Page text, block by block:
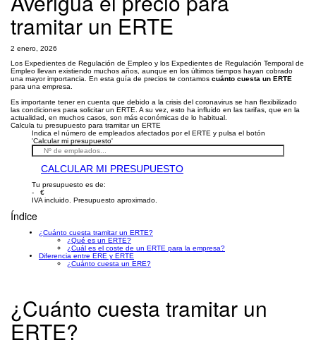
tramitar un ERTE
2 enero, 2026
Los Expedientes de Regulación de Empleo y los Expedientes de Regulación Temporal de
Empleo llevan existiendo muchos años, aunque en los últimos tiempos hayan cobrado
una mayor importancia. En esta guía de precios te contamos cuánto cuesta un ERTE
para una empresa.
Es importante tener en cuenta que debido a la crisis del coronavirus se han flexibilizado
las condiciones para solicitar un ERTE. A su vez, esto ha influido en las tarifas, que en la
actualidad, en muchos casos, son más económicas de lo habitual.
Calcula tu presupuesto para tramitar un ERTE
Indica el número de empleados afectados por el ERTE y pulsa el botón
'Calcular mi presupuesto'
CALCULAR MI PRESUPUESTO
Tu presupuesto es de:
- €
IVA incluido. Presupuesto aproximado.
Índice
¿Cuánto cuesta tramitar un ERTE?
¿Qué es un ERTE?
¿Cuál es el coste de un ERTE para la empresa?
Diferencia entre ERE y ERTE
¿Cuánto cuesta un ERE?
¿Cuánto cuesta tramitar un
ERTE?